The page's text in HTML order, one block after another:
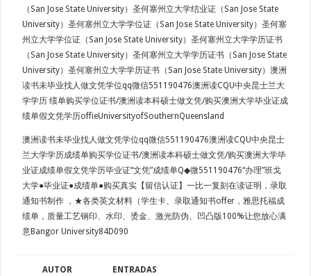
（San Jose State University）圣何塞州立大学结业证（San Jose State
University）圣何塞州立大学学位证（San Jose State University）圣何塞
州立大学学位证（San Jose State University）圣何塞州立大学学历证书
（San Jose State University）圣何塞州立大学学历证书（San Jose State
University）圣何塞州立大学学历证书（San Jose State University）澳洲
读书未毕业找人做文凭学位qq微信551190476澳洲读CQU中央昆士兰大
学学历 绩单购买学位证书/澳洲读本科硕士做文凭/购买澳洲大学毕业证成
绩单假文凭学历offieUniversityofSouthernQueensland
澳洲读书未毕业找人做文凭学位qq微信551190476澳洲读CQU中央昆士
兰大学学历成绩单购买学位证书/澳洲读本科硕士做文凭/购买澳洲大学毕
业证成绩单假文凭学历毕业证“文凭”成绩单Q◆微551190476“办理”班戈
大学●毕业证●成绩单●购买真实【留信认证】一比一复刻在读证明，录取
通知书制作 ，★各类英文材料（学生卡、录取通知书offer，雅思托福成
绩单，质量工艺钢印、水印、烫金、激光防伪、凹凸版100%让您放心满
意Bangor University84D090
AUTOR ENTRADAS